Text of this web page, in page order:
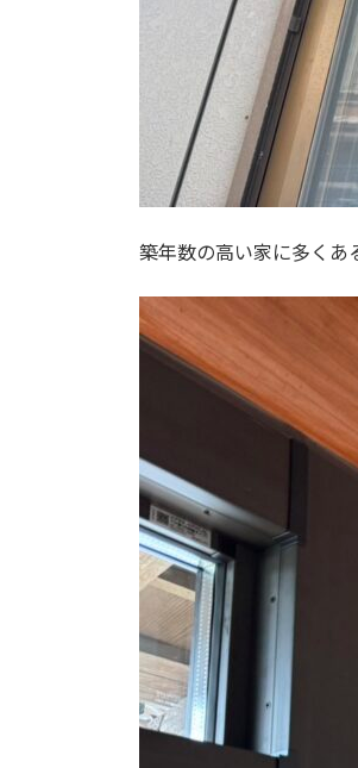
築年数の高い家に多くあ